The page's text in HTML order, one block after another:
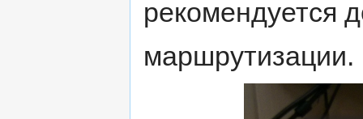
рекомендуется
маршрутизации.